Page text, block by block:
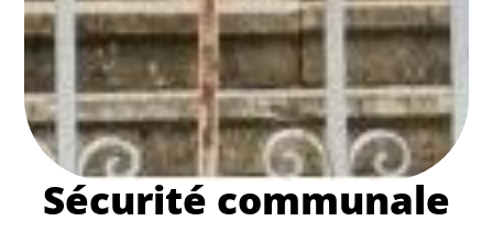
Sécurité communale